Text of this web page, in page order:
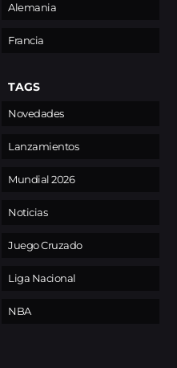
Alemania
Francia
TAGS
Novedades
Lanzamientos
Mundial 2026
Noticias
Juego Cruzado
Liga Nacional
NBA